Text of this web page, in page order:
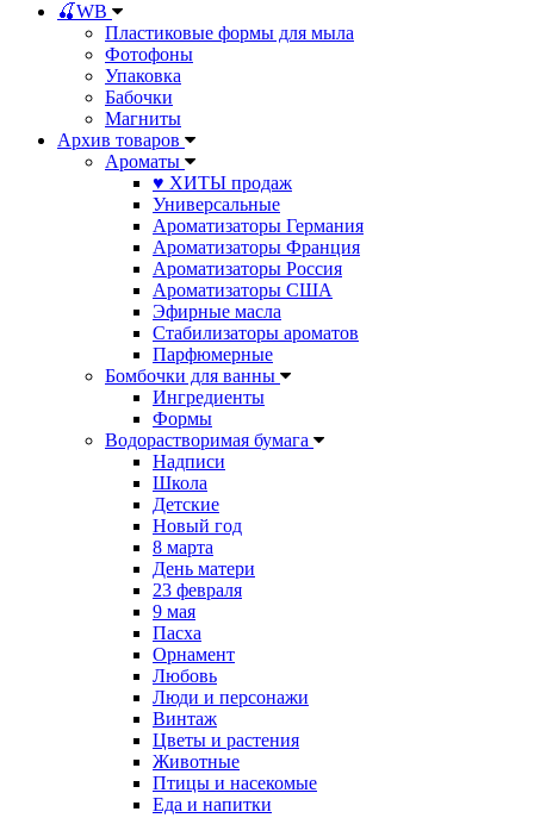
🍒WB
Пластиковые формы для мыла
Фотофоны
Упаковка
Бабочки
Магниты
Архив товаров
Ароматы
♥ ХИТЫ продаж
Универсальные
Ароматизаторы Германия
Ароматизаторы Франция
Ароматизаторы Россия
Ароматизаторы США
Эфирные масла
Стабилизаторы ароматов
Парфюмерные
Бомбочки для ванны
Ингредиенты
Формы
Водорастворимая бумага
Надписи
Школа
Детские
Новый год
8 марта
День матери
23 февраля
9 мая
Пасха
Орнамент
Любовь
Люди и персонажи
Винтаж
Цветы и растения
Животные
Птицы и насекомые
Еда и напитки